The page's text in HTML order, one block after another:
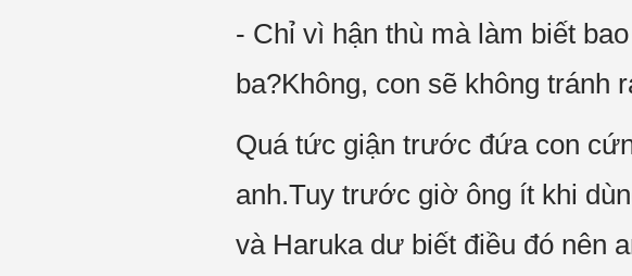
- Chỉ vì hận thù mà làm biết
ba?Không, con sẽ không tránh
Quá tức giận trước đứa con
anh.Tuy trước giờ ông ít khi
và Haruka dư biết điều đó nên